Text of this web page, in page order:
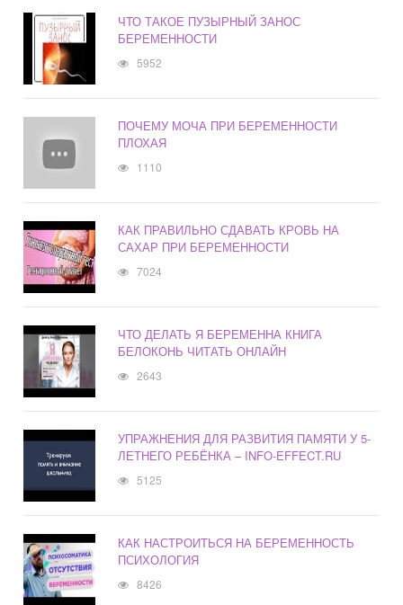
ЧТО ТАКОЕ ПУЗЫРНЫЙ ЗАНОС
БЕРЕМЕННОСТИ
5952
ПОЧЕМУ МОЧА ПРИ БЕРЕМЕННОСТИ
ПЛОХАЯ
1110
КАК ПРАВИЛЬНО СДАВАТЬ КРОВЬ НА
САХАР ПРИ БЕРЕМЕННОСТИ
7024
ЧТО ДЕЛАТЬ Я БЕРЕМЕННА КНИГА
БЕЛОКОНЬ ЧИТАТЬ ОНЛАЙН
2643
УПРАЖНЕНИЯ ДЛЯ РАЗВИТИЯ ПАМЯТИ У 5-
ЛЕТНЕГО РЕБЁНКА – INFO-EFFECT.RU
5125
КАК НАСТРОИТЬСЯ НА БЕРЕМЕННОСТЬ
ПСИХОЛОГИЯ
8426